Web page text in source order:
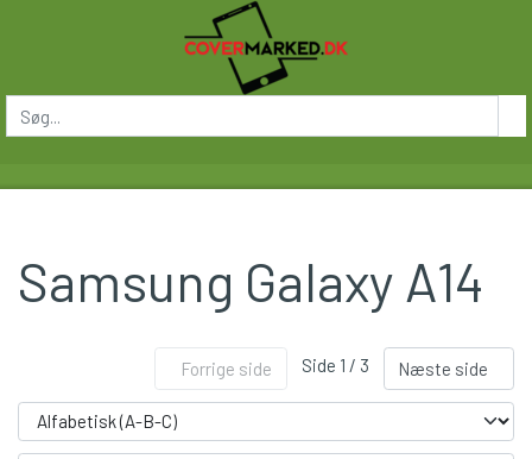
Samsung Galaxy A14
Forrige side Side 1 / 3 Næste side